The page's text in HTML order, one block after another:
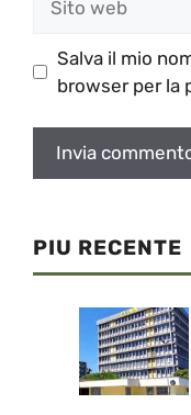
web
Salva il mio
browser per la
PIU RECENTE